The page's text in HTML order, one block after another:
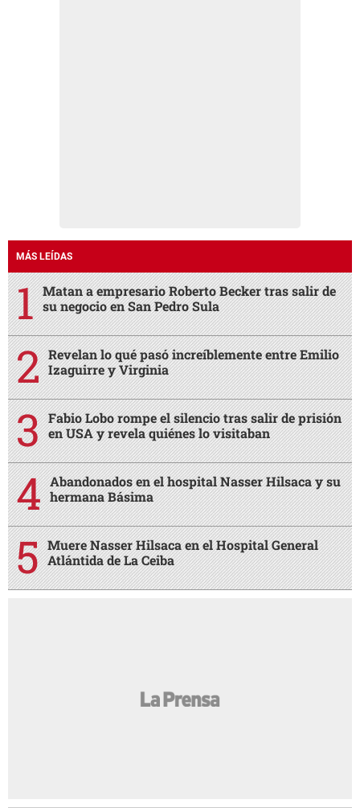
MÁS LEÍDAS
Matan a empresario Roberto Becker tras salir de
su negocio en San Pedro Sula
Revelan lo qué pasó increíblemente entre Emilio
Izaguirre y Virginia
Fabio Lobo rompe el silencio tras salir de prisión
en USA y revela quiénes lo visitaban
Abandonados en el hospital Nasser Hilsaca y su
hermana Básima
Muere Nasser Hilsaca en el Hospital General
Atlántida de La Ceiba